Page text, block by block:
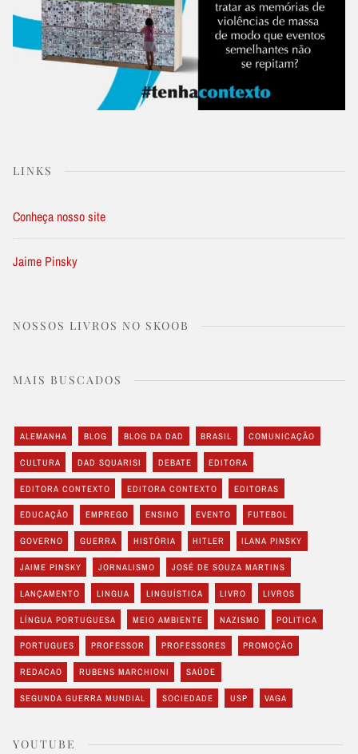
LINKS
Conheça nosso site
Jaime Pinsky
NOSSOS LIVROS NO SKOOB
MAIS BUSCADOS
ALEMANHA BLOG BLOG DA DAD BRASIL COMUNICAÇÃO
CULTURA DAD SQUARISI DEBATE EDITORA
EDITORA CONTEXTO EDITORA CONTEXTO EDITORAS
EDUCAÇÃO EMPREGO ENSINO EVENTO FUTEBOL
GOVERNO GUERRA HISTÓRIA HITLER ILANA PINSKY
JAIME PINSKY JORNALISMO JOSÉ DE SOUZA MARTINS
LANÇAMENTO LINGUA LINGUÍSTICA LIVRO LIVROS
LÍNGUA PORTUGUESA MEIO AMBIENTE NAZISMO POLITICA
PORTUGUES PROFESSOR PROFESSORES PROMOÇÃO
REDACAO RUBENS MARCHIONI SAÚDE
SEGUNDA GUERRA MUNDIAL SOCIEDADE USP VAGA
YOUTUBE